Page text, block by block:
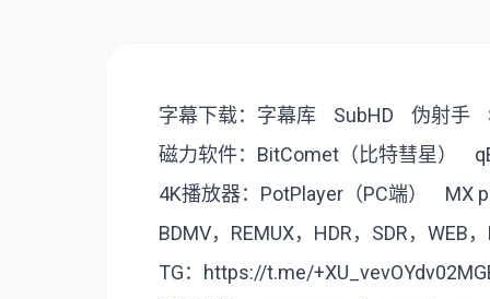
字幕下载： 字幕库 SubHD 伪射手
磁力软件： BitComet（比特彗星）
4K播放器： РotРlayer（PC端）
MX
BDMV，REMUX，HDR，SDR，WEB
TG： https://t.me/